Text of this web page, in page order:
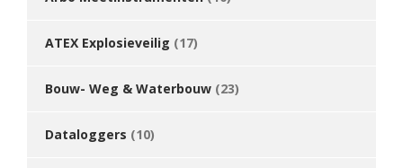
ATEX Explosieveilig (17)
Bouw- Weg & Waterbouw (23)
Dataloggers (10)